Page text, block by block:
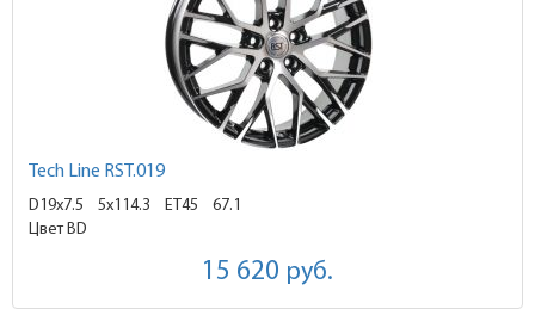
Tech Line RST.019
D19x7.5 5x114.3 ET45
67.1
Цвет BD
15 620 руб.